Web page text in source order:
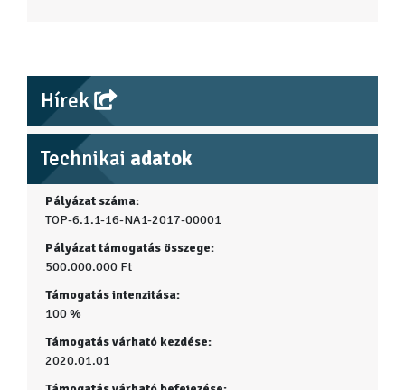
Hírek
Technikai adatok
Pályázat száma:
TOP-6.1.1-16-NA1-2017-00001
Pályázat támogatás összege:
500.000.000 Ft
Támogatás intenzitása:
100 %
Támogatás várható kezdése:
2020.01.01